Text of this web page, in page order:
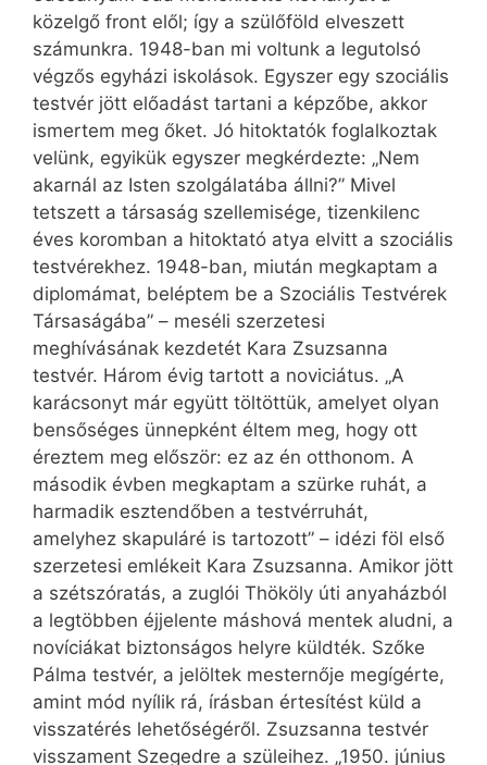
közelgő front elől; így a szülőföld elveszett
számunkra. 1948-ban mi voltunk a legutolsó
végzős egyházi iskolások. Egyszer egy szociális
testvér jött előadást tartani a képzőbe, akkor
ismertem meg őket. Jó hitoktatók foglalkoztak
velünk, egyikük egyszer megkérdezte: „Nem
akarnál az Isten szolgálatába állni?” Mivel
tetszett a társaság szellemisége, tizenkilenc
éves koromban a hitoktató atya elvitt a szociális
testvérekhez. 1948-ban, miután megkaptam a
diplomámat, beléptem be a Szociális Testvérek
Társaságába” – meséli szerzetesi
meghívásának kezdetét Kara Zsuzsanna
testvér. Három évig tartott a noviciátus. „A
karácsonyt már együtt töltöttük, amelyet olyan
bensőséges ünnepként éltem meg, hogy ott
éreztem meg először: ez az én otthonom. A
második évben megkaptam a szürke ruhát, a
harmadik esztendőben a testvérruhát,
amelyhez skapuláré is tartozott” – idézi föl első
szerzetesi emlékeit Kara Zsuzsanna. Amikor jött
a szétszóratás, a zuglói Thököly úti anyaházból
a legtöbben éjjelente máshová mentek aludni, a
novíciákat biztonságos helyre küldték. Szőke
Pálma testvér, a jelöltek mesternője megígérte,
amint mód nyílik rá, írásban értesítést küld a
visszatérés lehetőségéről. Zsuzsanna testvér
visszament Szegedre a szüleihez. „1950. június